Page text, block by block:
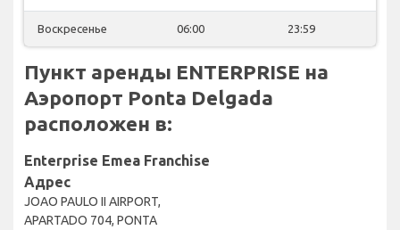
Воскресенье 06:00 23:59
Пункт аренды ENTERPRISE на
Аэропорт Ponta Delgada
расположен в:
Enterprise Emea Franchise
Адрес
JOAO PAULO II AIRPORT,
APARTADO 704, PONTA